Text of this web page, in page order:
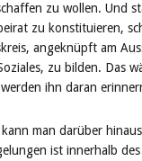
zu wollen. Und
zu konstituieren,
angeknüpft am
zu bilden. Das
ihn daran
kann man darüber
ist innerhalb des